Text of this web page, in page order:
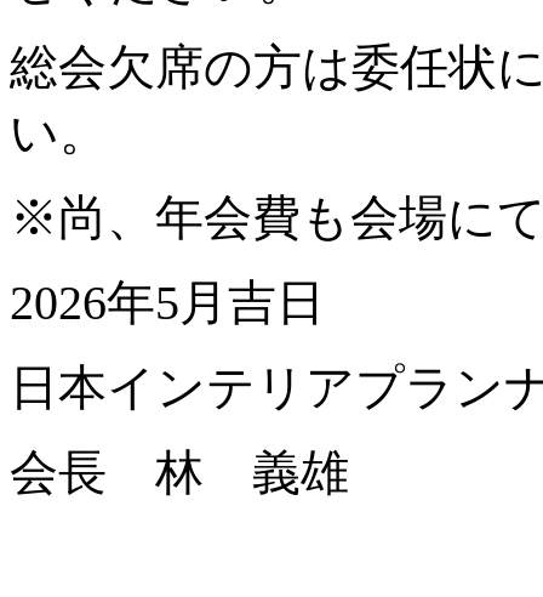
総会欠席の方は委任状
い。
※尚、年会費も会場に
2026年5月吉日
日本インテリアプラン
会長 林 義雄